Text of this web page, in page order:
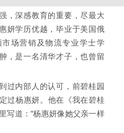
，深感教育的重要，尽最大
妍学历优越，毕业于美国俄
场营销及物流专业学士学
，是一名清华才子，也曾留
过内部人的认可，前碧桂园
过杨惠妍。他在《我在碧桂
写道：“杨惠妍像她父亲一样